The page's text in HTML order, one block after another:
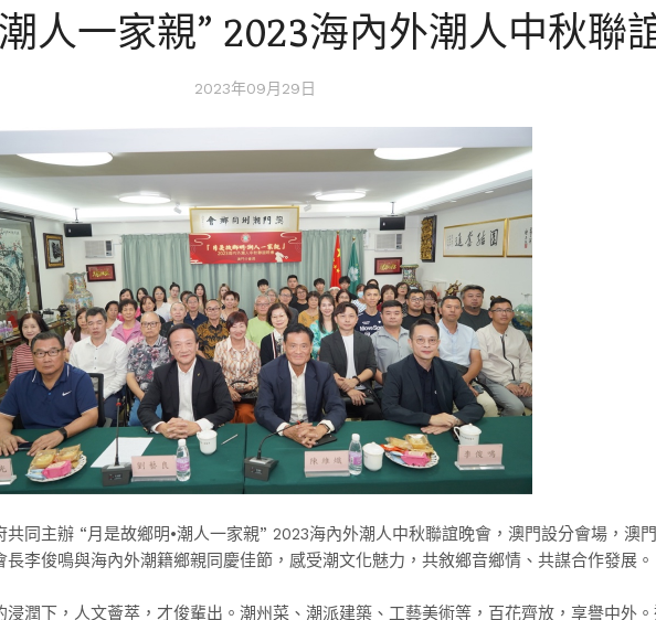
人一家親” 2023海內外潮人中秋聯
2023年09月29日
同主辦 “月是故鄉明•潮人一家親” 2023海內外潮人中秋聯誼晚會，澳門設分會場，澳
李俊鳴與海內外潮籍鄉親同慶佳節，感受潮文化魅力，共敘鄉音鄉情、共謀合作發展。
潤下，人文薈萃，才俊輩出。潮州菜、潮派建築、工藝美術等，百花齊放，享譽中外